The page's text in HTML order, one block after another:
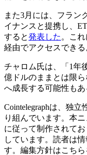
また3月には、フラン
イナンスと提携し、
すると発表した 。こ
経由でアクセスできる
チャロム氏は、「1年
億ドルのままとは限
へ成長する可能性もあ
Cointelegraphは、独
り組んでいます。本
に従って制作されて
しています。読者は
す。編集方針はこち